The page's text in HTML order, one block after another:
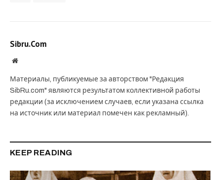
Sibru.Com
Website
Материалы, публикуемые за авторством "Редакция
SibRu.com" являются результатом коллективной работы
редакции (за исключением случаев, если указана ссылка
на источник или материал помечен как рекламный).
KEEP READING